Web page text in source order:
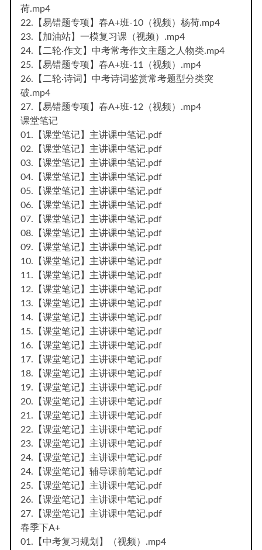
荷.mp4
22.【易错题专项】春A+班-10（视频）杨荷.mp4
23.【加油站】一模复习课（视频）.mp4
24.【二轮·作文】中考常考作文主题之人物类.mp4
25.【易错题专项】春A+班-11（视频）.mp4
26.【二轮·诗词】中考诗词鉴赏常考题型分类突
破.mp4
27.【易错题专项】春A+班-12（视频）.mp4
课堂笔记
01.【课堂笔记】主讲课中笔记.pdf
02.【课堂笔记】主讲课中笔记.pdf
03.【课堂笔记】主讲课中笔记.pdf
04.【课堂笔记】主讲课中笔记.pdf
05.【课堂笔记】主讲课中笔记.pdf
06.【课堂笔记】主讲课中笔记.pdf
07.【课堂笔记】主讲课中笔记.pdf
08.【课堂笔记】主讲课中笔记.pdf
09.【课堂笔记】主讲课中笔记.pdf
10.【课堂笔记】主讲课中笔记.pdf
11.【课堂笔记】主讲课中笔记.pdf
12.【课堂笔记】主讲课中笔记.pdf
13.【课堂笔记】主讲课中笔记.pdf
14.【课堂笔记】主讲课中笔记.pdf
15.【课堂笔记】主讲课中笔记.pdf
16.【课堂笔记】主讲课中笔记.pdf
17.【课堂笔记】主讲课中笔记.pdf
18.【课堂笔记】主讲课中笔记.pdf
19.【课堂笔记】主讲课中笔记.pdf
20.【课堂笔记】主讲课中笔记.pdf
21.【课堂笔记】主讲课中笔记.pdf
22.【课堂笔记】主讲课中笔记.pdf
23.【课堂笔记】主讲课中笔记.pdf
24.【课堂笔记】主讲课中笔记.pdf
24.【课堂笔记】辅导课前笔记.pdf
25.【课堂笔记】主讲课中笔记.pdf
26.【课堂笔记】主讲课中笔记.pdf
27.【课堂笔记】主讲课中笔记.pdf
春季下A+
01.【中考复习规划】（视频）.mp4